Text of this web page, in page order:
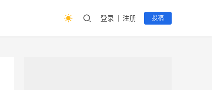
登录 注册 投稿